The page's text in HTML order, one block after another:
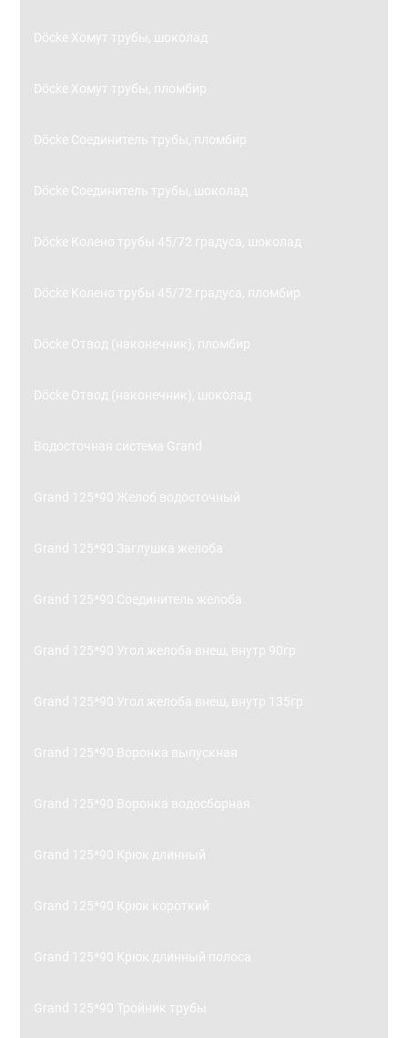
Döcke Хомут трубы, шоколад
Döcke Хомут трубы, пломбир
Döcke Соединитель трубы, пломбир
Döcke Соединитель трубы, шоколад
Döcke Колено трубы 45/72 градуса, шоколад
Döcke Колено трубы 45/72 градуса, пломбир
Döcke Отвод (наконечник), пломбир
Döcke Отвод (наконечник), шоколад
Водосточная система Grand
Grand 125*90 Желоб водосточный
Grand 125*90 Заглушка желоба
Grand 125*90 Соединитель желоба
Grand 125*90 Угол желоба внеш, внутр 90гр
Grand 125*90 Угол желоба внеш, внутр 135гр
Grand 125*90 Воронка выпускная
Grand 125*90 Воронка водосборная
Grand 125*90 Крюк длинный
Grand 125*90 Крюк короткий
Grand 125*90 Крюк длинный полоса
Grand 125*90 Тройник трубы